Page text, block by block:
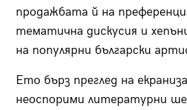
продажбата й на
тематична дискусия и
на популярни български
Ето бърз преглед на
неоспорими литературни